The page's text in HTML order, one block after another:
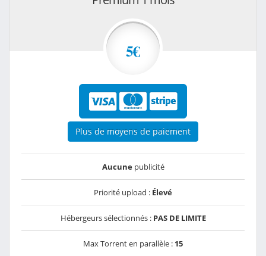
5€
Plus de moyens de paiement
Aucunepublicité
Priorité upload : Élevé
Hébergeurs sélectionnés : PAS DE LIMITE
Max Torrent en parallèle : 15